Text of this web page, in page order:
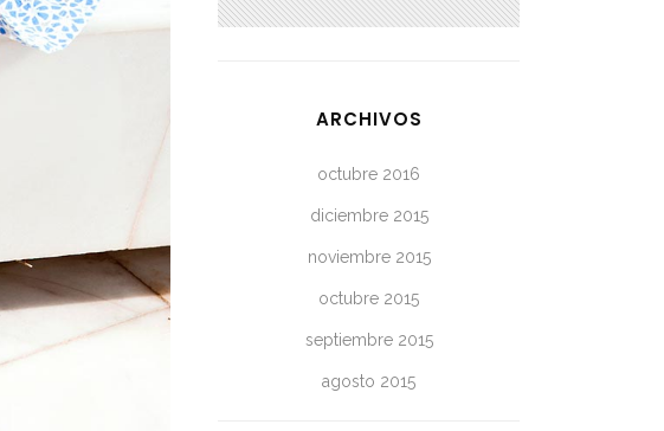
ARCHIVOS
octubre 2016
diciembre 2015
noviembre 2015
octubre 2015
septiembre 2015
agosto 2015